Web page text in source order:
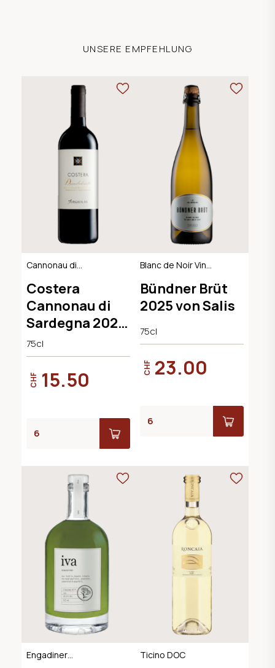
UNSERE EMPFEHLUNG
Cannonau di
Costera
Cannonau di
Sardegna 2022
Cantina
Argiolas
75cl
CHF 15.50
Blanc de Noir Vin
Graubünden
Bündner Brüt
2025 von Salis
75cl
CHF 23.00
Engadiner
Ticino DOC